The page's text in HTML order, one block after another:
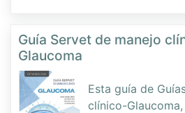
Guía Servet de manejo
Glaucoma
Esta guía de
clínico-